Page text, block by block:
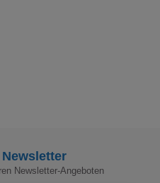
Newsletter-Angeboten